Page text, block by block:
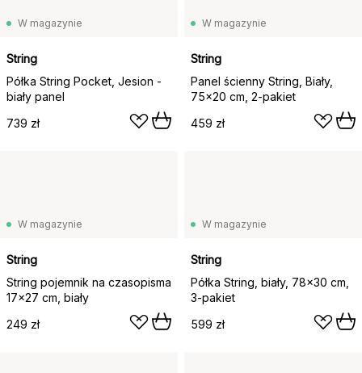
W magazynie
String
Półka String Pocket, Jesion -
biały panel
739 zł
W magazynie
String
Panel ścienny String, Biały,
75x20 cm, 2-pakiet
459 zł
W magazynie
String
String pojemnik na czasopisma
17x27 cm, biały
249 zł
W magazynie
String
Półka String, biały, 78x30 cm,
3-pakiet
599 zł